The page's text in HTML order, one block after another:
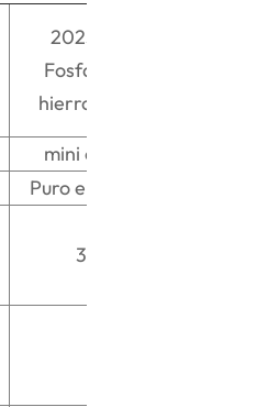
2023 DJI
Fosfato de
hierro y litio
mini coche
Puro eléctrico
301